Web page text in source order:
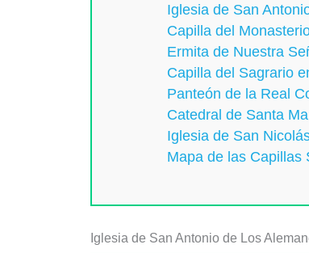
Iglesia de San
Capilla del
Ermita de Nuestra
Capilla del Sagrario
Panteón de la Real
Catedral de Santa
Iglesia de San
Mapa de las Capillas
Iglesia de San Antonio de Los